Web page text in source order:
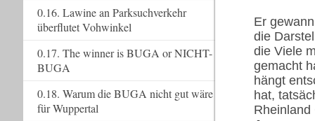
Er
die
die Viele
gemacht
hängt
hat,
Rheinland
0.16. Lawine an Parksuchverkehr
überflutet Vohwinkel
0.17. The winner is BUGA or NICHT-
BUGA
0.18. Warum die BUGA nicht gut wäre
für Wuppertal